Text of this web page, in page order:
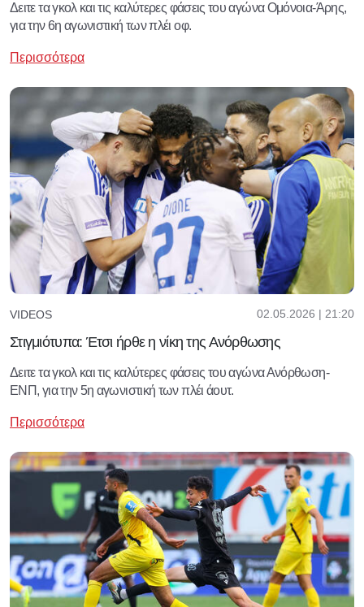
Δειτε τα γκολ και τις καλύτερες φάσεις του αγώνα Ομόνοια-Άρης,
για την 6η αγωνιστική των πλέι οφ.
Περισσότερα
VIDEOS 02.05.2026 | 21:20
Στιγμιότυπα: Έτσι ήρθε η νίκη της Ανόρθωσης
Δειτε τα γκολ και τις καλύτερες φάσεις του αγώνα Ανόρθωση-
ΕΝΠ, για την 5η αγωνιστική των πλέι άουτ.
Περισσότερα